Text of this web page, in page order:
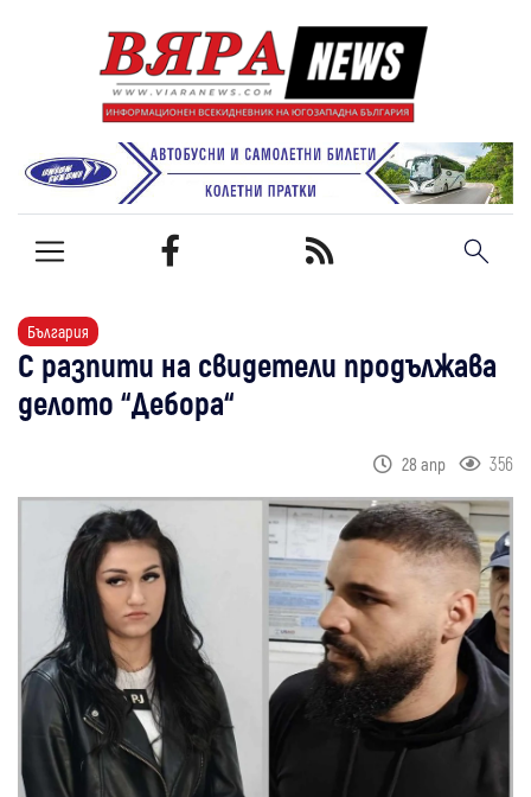
България
С разпити на свидетели продължава
делото “Дебора“
28 апр 356